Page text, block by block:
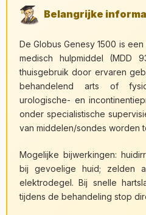
Belangrijke
De Globus Genesy 1500 is
medisch hulpmiddel (MDD
thuisgebruik door ervaren
behandelend arts of
urologische- en
onder specialistische
van middelen/sondes worden
Mogelijke bijwerkingen:
bij gevoelige huid; zelden
elektrodegel. Bij snelle
tijdens de behandeling stop